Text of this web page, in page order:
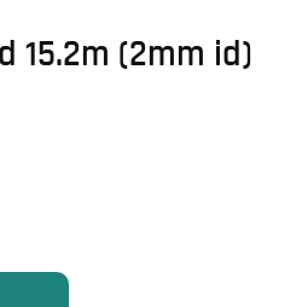
15.2m (2mm id)